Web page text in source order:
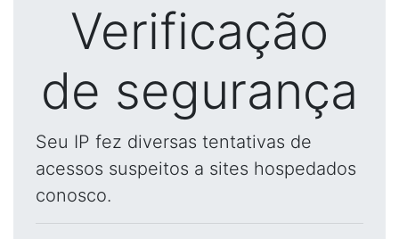
Verificação
de segurança
Seu IP fez diversas tentativas de
acessos suspeitos a sites hospedados
conosco.